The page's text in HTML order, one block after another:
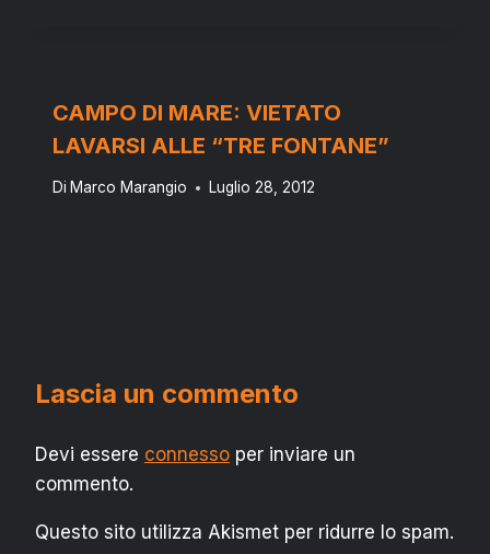
CAMPO DI MARE: VIETATO
LAVARSI ALLE “TRE FONTANE”
Di Marco Marangio Luglio 28, 2012
Lascia un commento
Devi essere connesso per inviare un
commento.
Questo sito utilizza Akismet per ridurre lo spam.